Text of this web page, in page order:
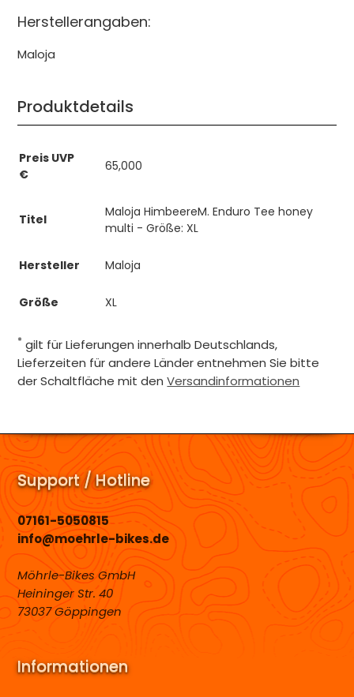
Herstellerangaben:
Maloja
Produktdetails
Preis UVP
€
65,000
Titel
Maloja HimbeereM. Enduro Tee honey
multi - Größe: XL
Hersteller Maloja
Größe XL
* gilt für Lieferungen innerhalb Deutschlands,
Lieferzeiten für andere Länder entnehmen Sie bitte
der Schaltfläche mit denVersandinformationen
Support / Hotline
07161-5050815
info@moehrle-bikes.de
Möhrle-Bikes GmbH
Heininger Str. 40
73037 Göppingen
Informationen